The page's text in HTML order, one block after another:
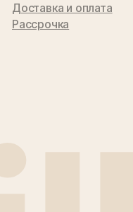
Рассрочка
Доставка и оплата